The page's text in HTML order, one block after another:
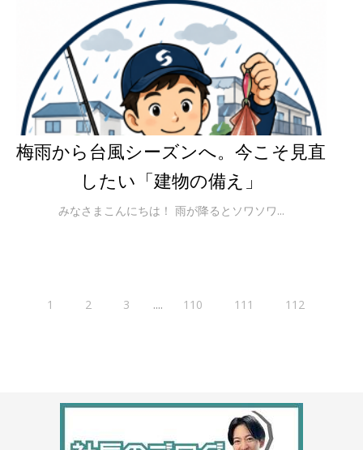
梅雨から台風シーズンへ。今こそ見直
したい「建物の備え」
みなさまこんにちは！ 雨が降るとソワソワ...
1 2 3 .... 110 111 112